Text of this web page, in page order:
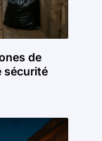
de
sécurité